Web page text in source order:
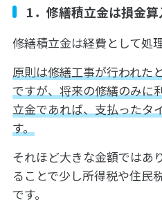
1．修繕積立金は損金
修繕積立金は経費として処
原則は修繕工事が行われた
ですが、将来の修繕のみに
立金であれば、支払ったタ
す。
それほど大きな金額ではあ
ることで少し所得税や住民
です。